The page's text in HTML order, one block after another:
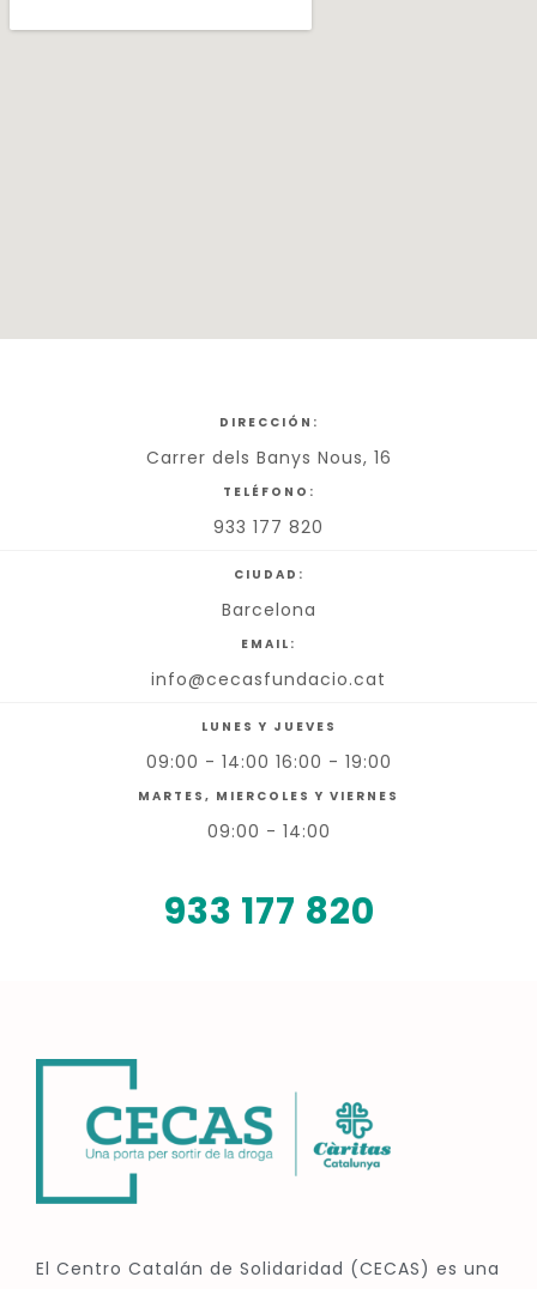
DIRECCIÓN:
Carrer dels Banys Nous, 16
TELÉFONO:
933 177 820
CIUDAD:
Barcelona
EMAIL:
info@cecasfundacio.cat
LUNES Y JUEVES
09:00 - 14:00 16:00 - 19:00
MARTES, MIERCOLES Y VIERNES
09:00 - 14:00
933 177 820
El Centro Catalán de Solidaridad (CECAS) es una